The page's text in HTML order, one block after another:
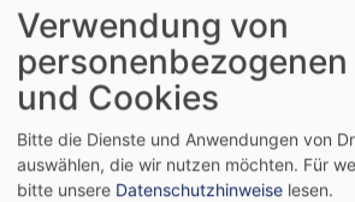
Verwendung von
personenbezogenen
und Cookies
Bitte die Dienste und Anwendungen von
auswählen, die wir nutzen möchten. Für
bitte unsere Datenschutzhinweise lesen.